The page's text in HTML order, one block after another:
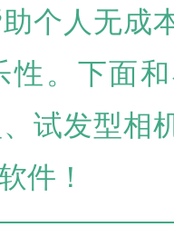
个人无成
性。下面
试发型相
件！